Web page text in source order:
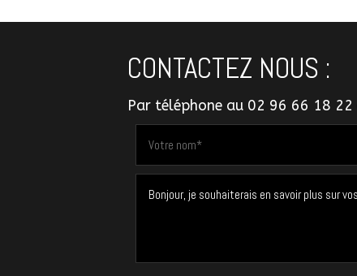
CONTACTEZ NOUS :
Par téléphone au 02 96 66 18 22